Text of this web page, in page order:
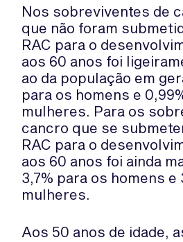
Nos sobreviventes de
que não foram
RAC para o
aos 60 anos foi
ao da população em
para os homens e
mulheres. Para os
cancro que se
RAC para o
aos 60 anos foi ainda
3,7% para os homens e
mulheres.
Aos 50 anos de idade,